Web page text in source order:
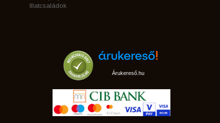
Illatcsaládok
Árukereső.hu